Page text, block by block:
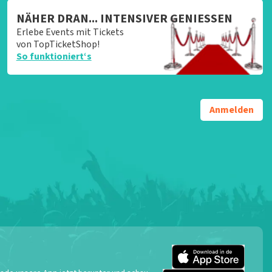
NÄHER DRAN... INTENSIVER GENIESSEN
Erlebe Events mit Tickets
von TopTicketShop!
So funktioniert‘s
Anmelden